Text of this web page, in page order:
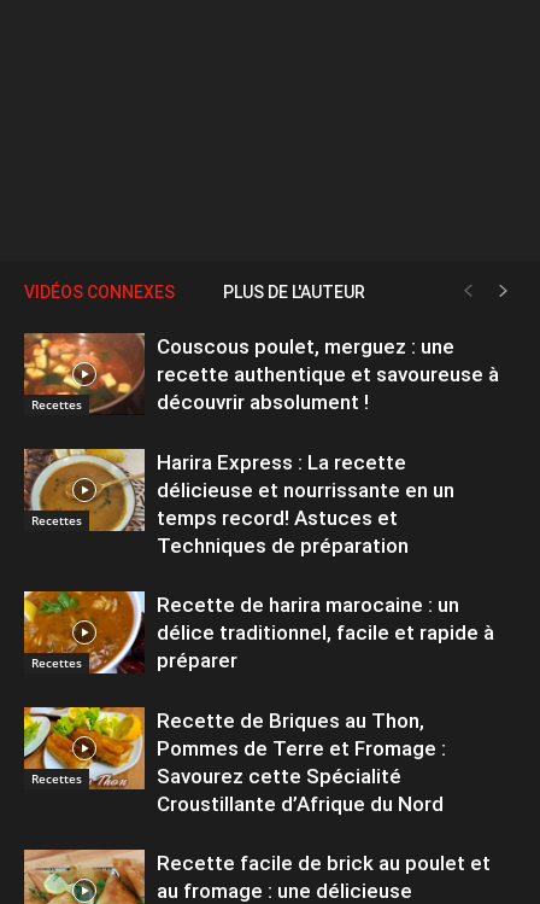
VIDÉOS CONNEXES PLUS DE L'AUTEUR
Recettes
Couscous poulet, merguez : une
recette authentique et savoureuse à
découvrir absolument !
Recettes
Harira Express : La recette
délicieuse et nourrissante en un
temps record! Astuces et
Techniques de préparation
Recettes
Recette de harira marocaine : un
délice traditionnel, facile et rapide à
préparer
Recettes
Recette de Briques au Thon,
Pommes de Terre et Fromage :
Savourez cette Spécialité
Croustillante d’Afrique du Nord
Recette facile de brick au poulet et
au fromage : une délicieuse